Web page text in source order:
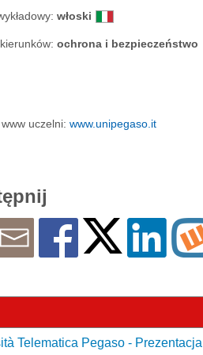
włoski
ochrona i bezpieczeństwo
uczelni: www.unipegaso.it
Telematica Pegaso -